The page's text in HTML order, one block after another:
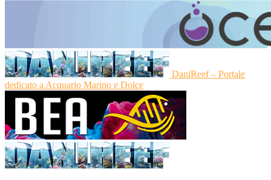
DaniReef – Portale
dedicato a Acquario Marino e Dolce